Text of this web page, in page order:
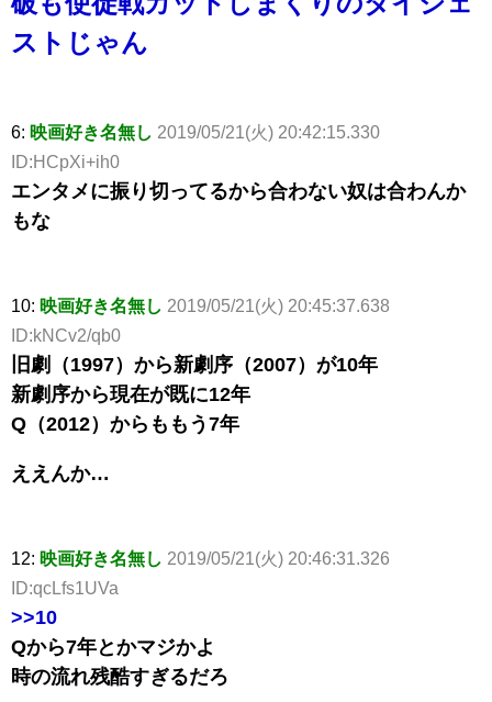
ストじゃん
6: 映画好き名無し 2019/05/21(火) 20:42:15.330
ID:HCpXi+ih0
エンタメに振り切ってるから合わない奴は合わんか
もな
10: 映画好き名無し 2019/05/21(火) 20:45:37.638
ID:kNCv2/qb0
旧劇（1997）から新劇序（2007）が10年
新劇序から現在が既に12年
Q（2012）からももう7年
ええんか…
12: 映画好き名無し 2019/05/21(火) 20:46:31.326
ID:qcLfs1UVa
>>10
Qから7年とかマジかよ
時の流れ残酷すぎるだろ